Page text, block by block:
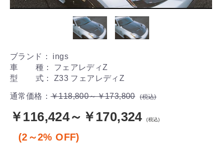
ブランド： ings
車 種： フェアレディZ
型 式： Z33 フェアレディZ
通常価格： ￥118,800～￥173,800 (税込)
￥116,424～￥170,324 (税込)
(2～2% OFF)